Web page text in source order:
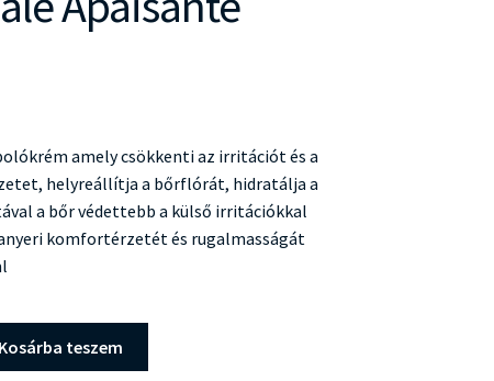
amely csökkenti az irritációt és a
helyreállítja a bőrflórát, hidratálja a
a bőr védettebb a külső irritációkkal
komfortérzetét és rugalmasságát
Kosárba teszem